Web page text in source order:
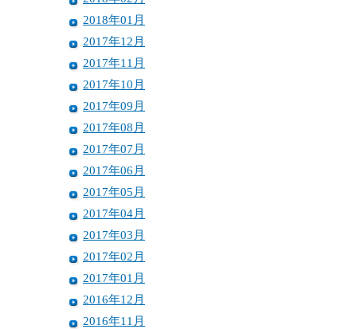
2018年01月
2017年12月
2017年11月
2017年10月
2017年09月
2017年08月
2017年07月
2017年06月
2017年05月
2017年04月
2017年03月
2017年02月
2017年01月
2016年12月
2016年11月